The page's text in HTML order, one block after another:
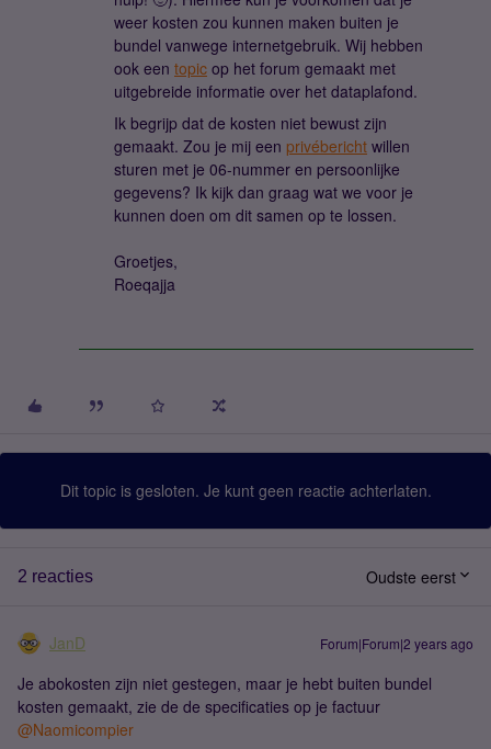
weer kosten zou kunnen maken buiten je
bundel vanwege internetgebruik. Wij hebben
ook een topic op het forum gemaakt met
uitgebreide informatie over het dataplafond.
Ik begrijp dat de kosten niet bewust zijn
gemaakt. Zou je mij een privébericht willen
sturen met je 06-nummer en persoonlijke
gegevens? Ik kijk dan graag wat we voor je
kunnen doen om dit samen op te lossen.
Groetjes,
Roeqajja
Dit topic is gesloten. Je kunt geen reactie achterlaten.
2 reacties Oudste eerst
JanD Forum|Forum|2 years ago
Je abokosten zijn niet gestegen, maar je hebt buiten bundel
kosten gemaakt, zie de de specificaties op je factuur
@Naomicompier